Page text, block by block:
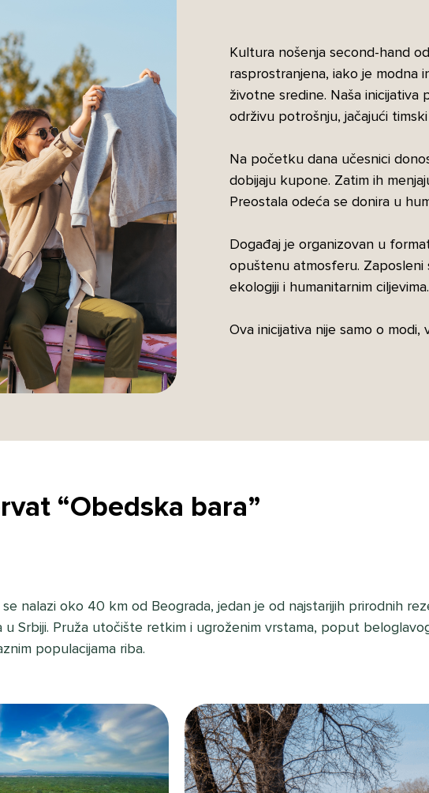
Kultura nošenja second-hand
rasprostranjena, iako je modna
životne sredine. Naša
održivu potrošnju, jačajući
Na početku dana učesnici
dobijaju kupone. Zatim ih
Preostala odeća se donira u
Događaj je organizovan u
opuštenu atmosferu.
ekologiji i humanitarnim ciljevima.
Ova inicijativa nije samo o
“Obedska bara”
nalazi oko 40 km od Beograda, jedan je od najstarijih prirodnih
Srbiji. Pruža utočište retkim i ugroženim vrstama, poput
populacijama riba.